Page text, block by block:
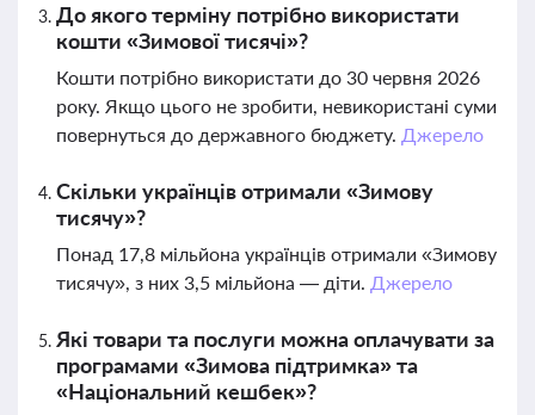
До якого терміну потрібно використати
кошти «Зимової тисячі»?
Кошти потрібно використати до 30 червня 2026
року. Якщо цього не зробити, невикористані суми
повернуться до державного бюджету. Джерело
Скільки українців отримали «Зимову
тисячу»?
Понад 17,8 мільйона українців отримали «Зимову
тисячу», з них 3,5 мільйона — діти. Джерело
Які товари та послуги можна оплачувати за
програмами «Зимова підтримка» та
«Національний кешбек»?